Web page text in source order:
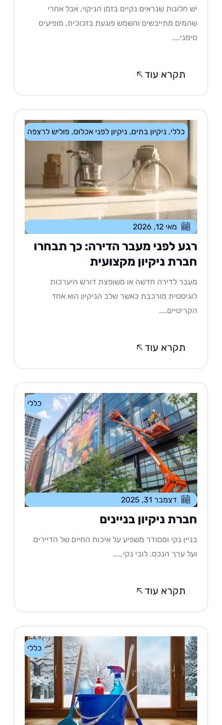
חלונות שנראים נקיים בזמן הניקוי, אבל אחרי
מתייבשים והשמש פוגעת בזכוכית, מופיעים
תקרא עוד
ניקיון בתים,ניקיון לפני אכלוס,פוליש לרצפה
מאי 12, 2026
לפני מעבר הדירה: כך תבחרו
ניקיון מקצועית
לדירה חדשה או משופצת דורש היערכות
מורכבת כאשר שלב הניקיון הוא אחד
תקרא עוד
כללי
דצמבר 31, 2025
ניקיון בניינים
נקי ומסודר משפיע על איכות החיים של הדיירים
ערך הנכס. לובי נקי,....
תקרא עוד
כללי